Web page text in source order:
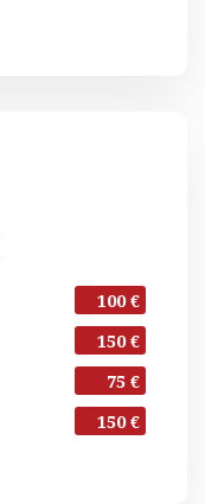
100 €
150 €
75 €
150 €